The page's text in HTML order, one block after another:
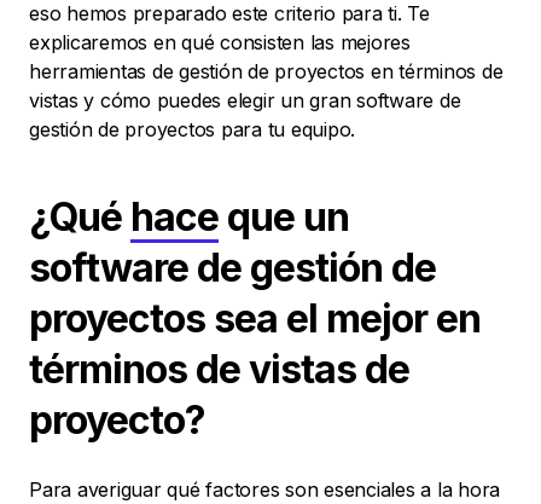
eso hemos preparado este criterio para ti. Te
explicaremos en qué consisten las mejores
herramientas de gestión de proyectos en términos de
vistas y cómo puedes elegir un gran software de
gestión de proyectos para tu equipo.
¿Qué hace que un
software de gestión de
proyectos sea el mejor en
términos de vistas de
proyecto?
Para averiguar qué factores son esenciales a la hora